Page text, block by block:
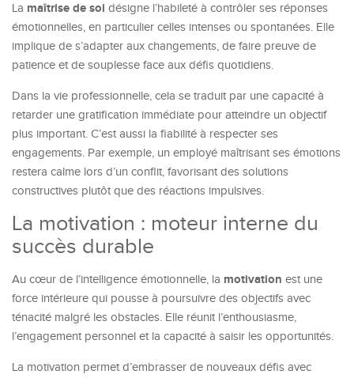
La maîtrise de soi désigne l’habileté à contrôler ses réponses
émotionnelles, en particulier celles intenses ou spontanées. Elle
implique de s’adapter aux changements, de faire preuve de
patience et de souplesse face aux défis quotidiens.
Dans la vie professionnelle, cela se traduit par une capacité à
retarder une gratification immédiate pour atteindre un objectif
plus important. C’est aussi la fiabilité à respecter ses
engagements. Par exemple, un employé maîtrisant ses émotions
restera calme lors d’un conflit, favorisant des solutions
constructives plutôt que des réactions impulsives.
La motivation : moteur interne du
succès durable
Au cœur de l’intelligence émotionnelle, la motivation est une
force intérieure qui pousse à poursuivre des objectifs avec
ténacité malgré les obstacles. Elle réunit l’enthousiasme,
l’engagement personnel et la capacité à saisir les opportunités.
La motivation permet d’embrasser de nouveaux défis avec